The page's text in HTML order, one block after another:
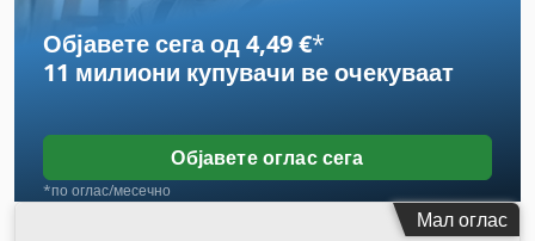
Објавете сега од 4,49 €*
11 милиони купувачи ве очекуваат
Објавете оглас сега
*по оглас/месечно
Мал оглас